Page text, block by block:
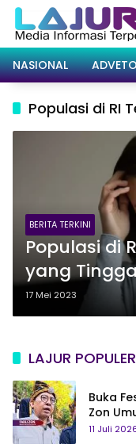
Langsung
konten
NASIONAL
Populasi di RI
BERITA TERKINI
Populasi di
yang
Hamil
17 Mei 2023
LAJUR POPULER
Buka
Zon
Status
11 Juli